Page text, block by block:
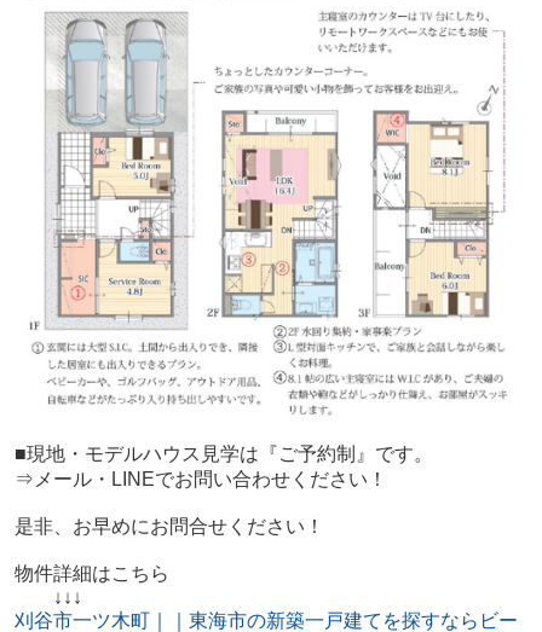
■現地・モデルハウス見学は『ご予約制』です。
⇒メール・LINEでお問い合わせください！
是非、お早めにお問合せください！
物件詳細はこちら
↓↓↓
刈谷市一ツ木町｜｜東海市の新築一戸建てを探すならビー